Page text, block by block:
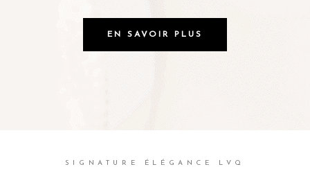
EN SAVOIR PLUS
SIGNATURE ÉLÉGANCE LVQ